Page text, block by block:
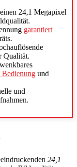
24,1 Megapixel
garantiert
Qualität.
Bedienung und
und
24,1